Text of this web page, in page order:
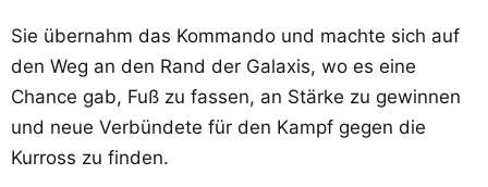
Sie übernahm das Kommando und machte sich auf
den Weg an den Rand der Galaxis, wo es eine
Chance gab, Fuß zu fassen, an Stärke zu gewinnen
und neue Verbündete für den Kampf gegen die
Kurross zu finden.